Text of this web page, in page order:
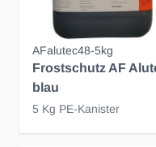
AFalutec48-5kg
Frostschutz AF
blau
5 Kg PE-Kanister